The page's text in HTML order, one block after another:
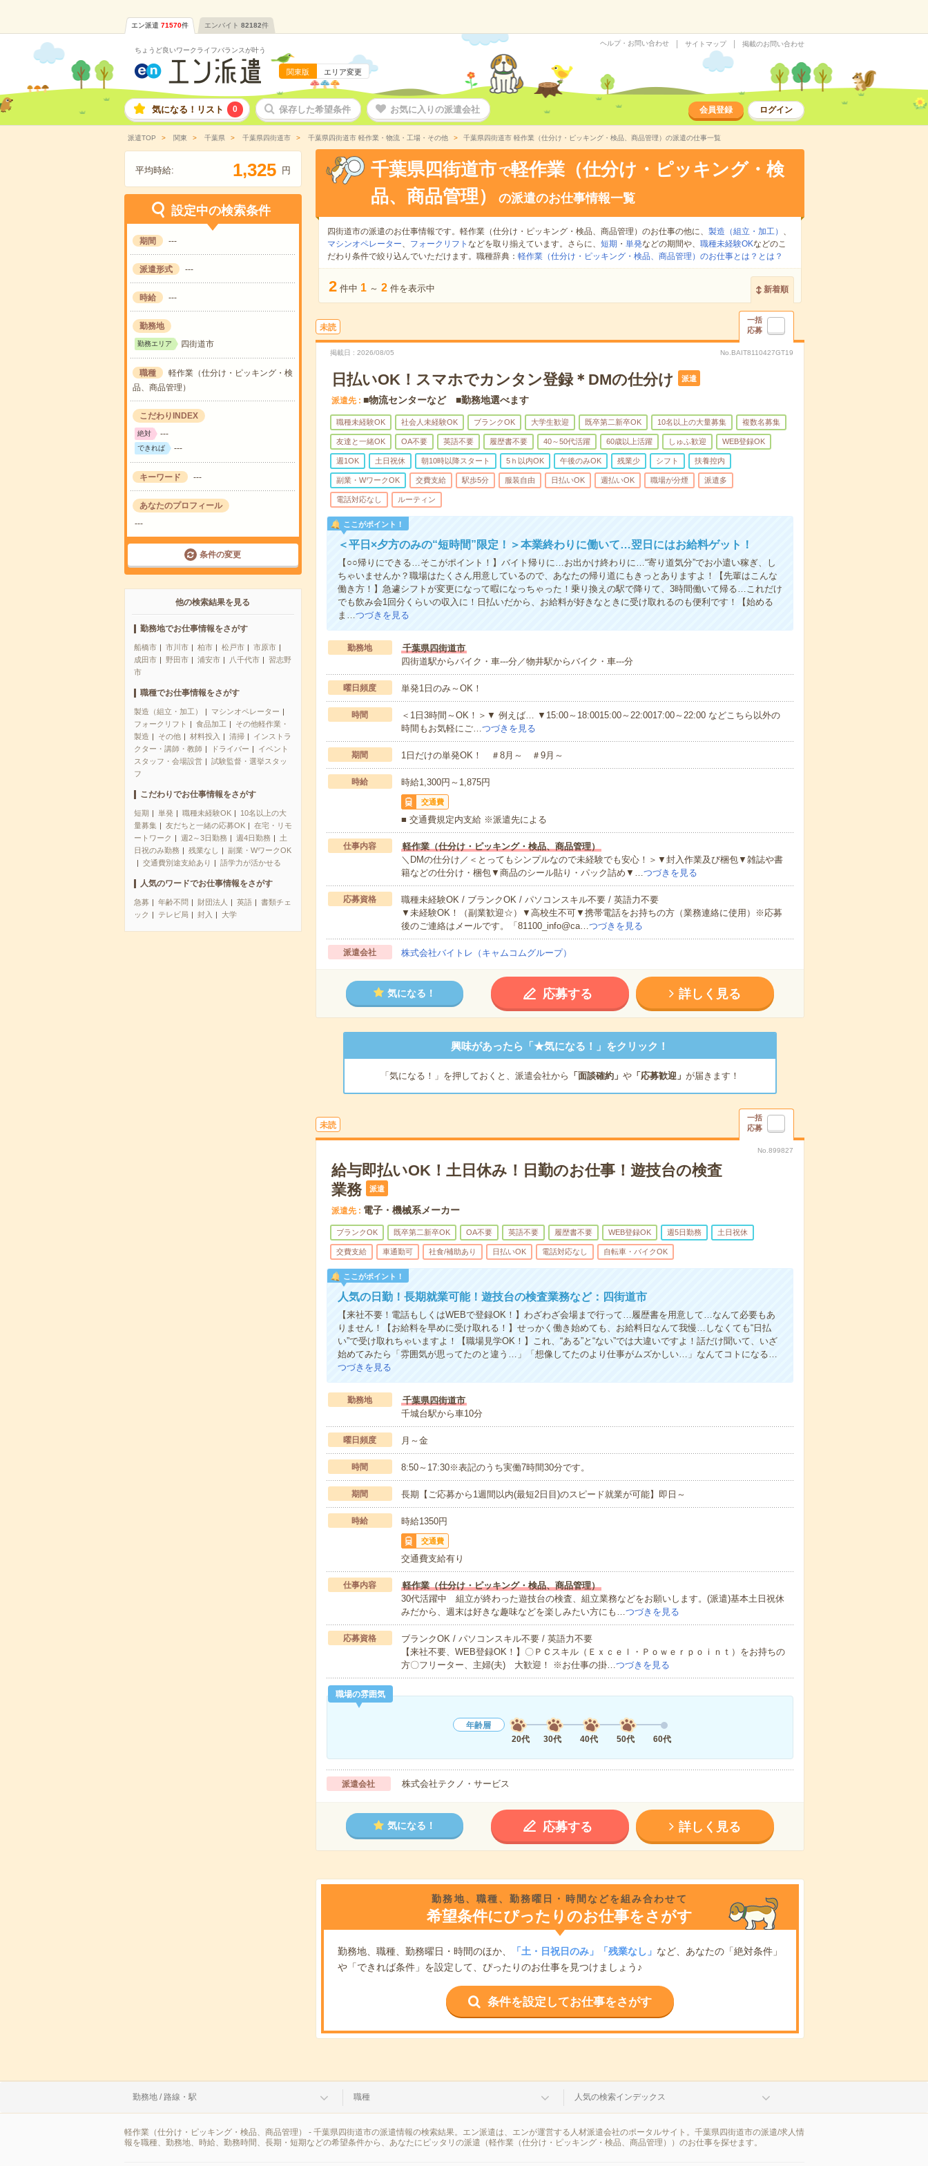
エン派遣 71570件 エンバイト 82182件
ちょうど良いワークライフバランスが叶う
関東版 エリア変更
ヘルプ・お問い合わせ サイトマップ 掲載のお問い合わせ
気になる！リスト 0 保存した希望条件 お気に入りの派遣会社 会員登録 ログイン
派遣TOP 関東 千葉県 千葉県四街道市 千葉県四街道市 軽作業・物流・工場・その他 千葉県四街道市 軽作業（仕分け・ピッキング・検品、商品管理）の派遣の仕事一覧
平均時給: 1,325 円
設定中の検索条件
期間 ---
派遣形式 ---
時給 ---
勤務地
勤務エリア 四街道市
職種
軽作業（仕分け・ピッキング・検
品、商品管理）
こだわりINDEX
絶対 ---
できれば ---
キーワード ---
あなたのプロフィール
---
条件の変更
他の検索結果を見る
勤務地でお仕事情報をさがす
船橋市 市川市 柏市 松戸市
市原市
成田市
野田市 浦安市 八千代市
習志野
市
職種でお仕事情報をさがす
製造（組立・加工）
マシンオペレーター
フォークリフト
食品加工
その他軽作業・
製造
その他 材料投入 清掃
インストラ
クター・講師・教師
ドライバー
イベント
スタッフ・会場設営
試験監督・選挙スタッ
フ
こだわりでお仕事情報をさがす
短期 単発 職種未経験OK
10名以上の大
量募集
友だちと一緒の応募OK
在宅・リモ
ートワーク
週2～3日勤務 週4日勤務
土
日祝のみ勤務
残業なし
副業・WワークOK
交通費別途支給あり
語学力が活かせる
人気のワードでお仕事情報をさがす
急募 年齢不問 財団法人 英語
書類チェ
ック
テレビ局 封入 大学
千葉県四街道市 で軽作業（仕分け・ピッキング・検
品、商品管理）
の派遣のお仕事情報一覧
四街道市の派遣のお仕事情報です。軽作業（仕分け・ピッキング・検品、商品管理）のお仕事の他に、 製造（組立・加工） 、
マシンオペレーター、 フォークリフト などを取り揃えています。さらに、 短期 ・ 単発などの期間や、 職種未経験OKなどのこ
だわり条件で絞り込んでいただけます。職種辞典： 軽作業（仕分け・ピッキング・検品、商品管理）のお仕事とは？とは？
2 件中 1 ～ 2 件を表示中 新着順
未読
一括
応募
掲載日 2026/08/05 No.BAIT8110427GT19
日払いOK！スマホでカンタン登録＊DMの仕分け 派遣
派遣先 ■物流センターなど ■勤務地選べます
職種未経験OK 社会人未経験OK ブランクOK 大学生歓迎 既卒第二新卒OK 10名以上の大量募集 複数名募集
友達と一緒OK OA不要 英語不要 履歴書不要 40～50代活躍 60歳以上活躍 しゅふ歓迎 WEB登録OK
週1OK 土日祝休 朝10時以降スタート 5ｈ以内OK 午後のみOK 残業少 シフト 扶養控内
副業・WワークOK 交費支給 駅歩5分 服装自由 日払いOK 週払いOK 職場が分煙 派遣多
電話対応なし ルーティン
ここがポイント！
＜平日×夕方のみの“短時間”限定！＞本業終わりに働いて…翌日にはお給料ゲット！
【○○帰りにできる…そこがポイント！】バイト帰りに…お出かけ終わりに…“寄り道気分”でお小遣い稼ぎ、し
ちゃいませんか？職場はたくさん用意しているので、あなたの帰り道にもきっとありますよ！【先輩はこんな
働き方！】急遽シフトが変更になって暇になっちゃった！乗り換えの駅で降りて、3時間働いて帰る…これだけ
でも飲み会1回分くらいの収入に！日払いだから、お給料が好きなときに受け取れるのも便利です！【始める
ま…つづきを見る
勤務地
千葉県四街道市
四街道駅からバイク・車---分／物井駅からバイク・車---分
曜日頻度 単発1日のみ～OK！
時間
＜1日3時間～OK！＞▼ 例えば… ▼15:00～18:0015:00～22:0017:00～22:00 などこちら以外の
時間もお気軽にご…つづきを見る
期間 1日だけの単発OK！ ＃8月～ ＃9月～
時給 時給1,300円～1,875円
交通費
■ 交通費規定内支給 ※派遣先による
仕事内容
軽作業（仕分け・ピッキング・検品、商品管理）
＼DMの仕分け／＜とってもシンプルなので未経験でも安心！＞▼封入作業及び梱包▼雑誌や書
籍などの仕分け・梱包▼商品のシール貼り・パック詰め▼…つづきを見る
応募資格
職種未経験OK / ブランクOK / パソコンスキル不要 / 英語力不要
▼未経験OK！（副業歓迎☆）▼高校生不可▼携帯電話をお持ちの方（業務連絡に使用）※応募
後のご連絡はメールです。「81100_info@ca…つづきを見る
派遣会社 株式会社バイトレ（キャムコムグループ）
気になる！ 応募する 詳しく見る
興味があったら「★気になる！」をクリック！
「気になる！」を押しておくと、派遣会社から 「面談確約」 や「応募歓迎」 が届きます！
未読
一括
応募
No.899827
給与即払いOK！土日休み！日勤のお仕事！遊技台の検査
業務
派遣
派遣先 電子・機械系メーカー
ブランクOK 既卒第二新卒OK OA不要 英語不要 履歴書不要 WEB登録OK 週5日勤務 土日祝休
交費支給 車通勤可 社食/補助あり 日払いOK 電話対応なし 自転車・バイクOK
ここがポイント！
人気の日勤！長期就業可能！遊技台の検査業務など：四街道市
【来社不要！電話もしくはWEBで登録OK！】わざわざ会場まで行って…履歴書を用意して…なんて必要もあ
りません！【お給料を早めに受け取れる！】せっかく働き始めても、お給料日なんて我慢…しなくても“日払
い”で受け取れちゃいますよ！【職場見学OK！】これ、“ある”と“ない”では大違いですよ！話だけ聞いて、いざ
始めてみたら「雰囲気が思ってたのと違う…」「想像してたのより仕事がムズかしい…」なんてコトになる…
つづきを見る
勤務地
千葉県四街道市
千城台駅から車10分
曜日頻度 月～金
時間 8:50～17:30※表記のうち実働7時間30分です。
期間 長期【ご応募から1週間以内(最短2日目)のスピード就業が可能】即日～
時給 時給1350円
交通費
交通費支給有り
仕事内容
軽作業（仕分け・ピッキング・検品、商品管理）
30代活躍中 組立が終わった遊技台の検査、組立業務などをお願いします。(派遣)基本土日祝休
みだから、週末は好きな趣味などを楽しみたい方にも…つづきを見る
応募資格
ブランクOK / パソコンスキル不要 / 英語力不要
【来社不要、WEB登録OK！】〇ＰＣスキル（Ｅｘｃｅｌ・Ｐｏｗｅｒｐｏｉｎｔ）をお持ちの
方〇フリーター、主婦(夫) 大歓迎！ ※お仕事の掛…つづきを見る
職場の雰囲気
年齢層
20代
30代 40代 50代 60代
派遣会社 株式会社テクノ・サービス
気になる！ 応募する 詳しく見る
勤務地、職種、勤務曜日・時間などを組み合わせて
希望条件にぴったりのお仕事をさがす
勤務地、職種、勤務曜日・時間のほか、 「土・日祝日のみ」「残業なし」 など、あなたの「絶対条件」
や「できれば条件」を設定して、ぴったりのお仕事を見つけましょう♪
条件を設定してお仕事をさがす
勤務地 / 路線・駅 職種 人気の検索インデックス
軽作業（仕分け・ピッキング・検品、商品管理） - 千葉県四街道市の派遣情報の検索結果。エン派遣は、エンが運営する人材派遣会社のポータルサイト。千葉県四街道市の派遣/求人情
報を職種、勤務地、時給、勤務時間、長期・短期などの希望条件から、あなたにピッタリの派遣（軽作業（仕分け・ピッキング・検品、商品管理））のお仕事を探せます。